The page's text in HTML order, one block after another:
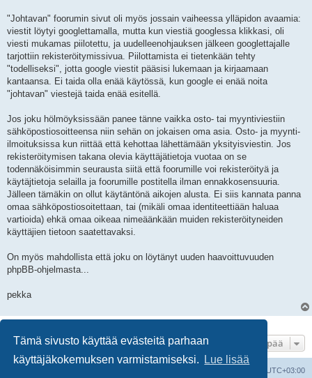
Tämä sivusto käyttää evästeitä parhaan
käyttäjäkokemuksen varmistamiseksi.
Lue lisää
"Johtavan" foorumin sivut oli myös jossain vaiheessa ylläpidon avaamia:
viestit löytyi googlettamalla, mutta kun viestiä googlessa klikkasi, oli
viesti mukamas piilotettu, ja uudelleenohjauksen jälkeen googlettajalle
tarjottiin rekisteröitymissivua. Piilottamista ei tietenkään tehty
"todelliseksi", jotta google viestit pääsisi lukemaan ja kirjaamaan
kantaansa. Ei taida olla enää käytössä, kun google ei enää noita
"johtavan" viestejä taida enää esitellä.
Jos joku hölmöyksissään panee tänne vaikka osto- tai myyntiviestiin
sähköpostiosoitteensa niin sehän on jokaisen oma asia. Osto- ja myynti-
ilmoituksissa kun riittää että kehottaa lähettämään yksityisviestin. Jos
rekisteröitymisen takana olevia käyttäjätietoja vuotaa on se
todennäköisimmin seurausta siitä että foorumille voi rekisteröityä ja
käytäjtietoja selailla ja foorumille postitella ilman ennakkosensuuria.
Jälleen tämäkin on ollut käytäntönä aikojen alusta. Ei siis kannata panna
omaa sähköpostiosoitettaan, tai (mikäli omaa identiteettiään haluaa
vartioida) ehkä omaa oikeaa nimeäänkään muiden rekisteröityneiden
käyttäjien tietoon saatettavaksi.
On myös mahdollista että joku on löytänyt uuden haavoittuvuuden
phpBB-ohjelmasta...
pekka
Hyppää
UTC+03:00